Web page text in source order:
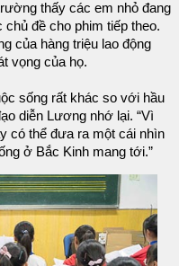
thấy các em nhỏ đang
đề cho phim tiếp theo.
của hàng triệu lao động
vọng của họ.
sống rất khác so với hầu
diễn Lương nhớ lại. “Vì
có thể đưa ra một cái nhìn
ở Bắc Kinh mang tới.”